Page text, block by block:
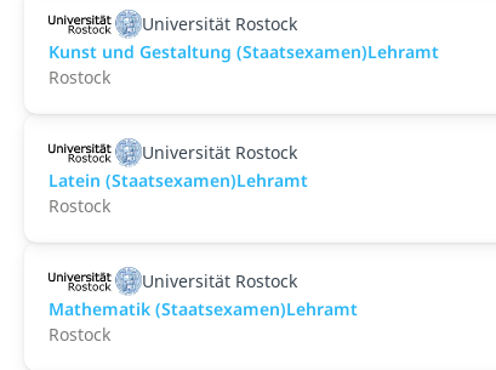
Universität Rostock
Kunst und Gestaltung (Staatsexamen)Lehramt
Rostock
Universität Rostock
Latein (Staatsexamen)Lehramt
Rostock
Universität Rostock
Mathematik (Staatsexamen)Lehramt
Rostock